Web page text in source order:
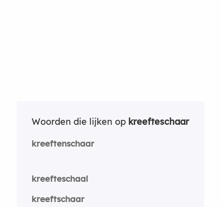
Woorden die lijken op kreefteschaar
kreeftenschaar
kreefteschaal
kreeftschaar